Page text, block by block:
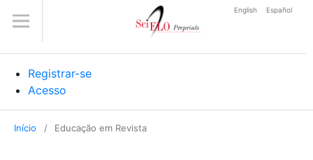
Registrar-se
Acesso
English Español
Início / Educação em Revista